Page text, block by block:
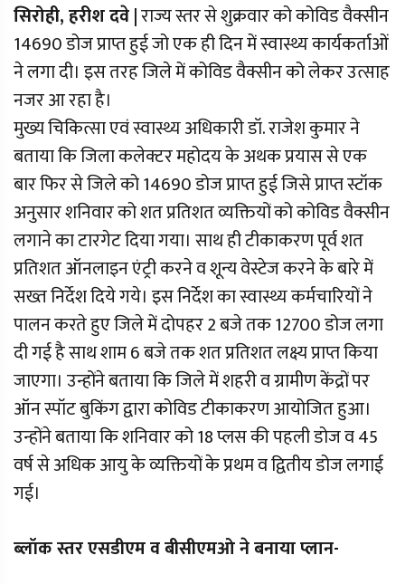
सिरोही, हरीश दवे |राज्य स्तर से शुक्रवार को कोविड वैक्सीन
14690 डोज प्राप्त हुई जो एक ही दिन में स्वास्थ्य कार्यकर्ताओं
ने लगा दी। इस तरह जिले में कोविड वैक्सीन को लेकर उत्साह
नजर आ रहा है।
मुख्य चिकित्सा एवं स्वास्थ्य अधिकारी डॉ. राजेश कुमार ने
बताया कि जिला कलेक्टर महोदय के अथक प्रयास से एक
बार फिर से जिले को 14690 डोज प्राप्त हुई जिसे प्राप्त स्टॉक
अनुसार शनिवार को शत प्रतिशत व्यक्तियों को कोविड वैक्सीन
लगाने का टारगेट दिया गया। साथ ही टीकाकरण पूर्व शत
प्रतिशत ऑनलाइन एंट्री करने व शून्य वेस्टेज करने के बारे में
सख्त निर्देश दिये गये। इस निर्देश का स्वास्थ्य कर्मचारियों ने
पालन करते हुए जिले में दोपहर 2 बजे तक 12700 डोज लगा
दी गई है साथ शाम 6 बजे तक शत प्रतिशत लक्ष्य प्राप्त किया
जाएगा। उन्होंने बताया कि जिले में शहरी व ग्रामीण केंद्रों पर
ऑन स्पॉट बुकिंग द्वारा कोविड टीकाकरण आयोजित हुआ।
उन्होंने बताया कि शनिवार को 18 प्लस की पहली डोज व 45
वर्ष से अधिक आयु के व्यक्तियों के प्रथम व द्वितीय डोज लगाई
गई।
ब्लॉक स्तर एसडीएम व बीसीएमओ ने बनाया प्लान-